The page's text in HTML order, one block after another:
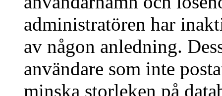
administratören har
av någon anledning.
användare som inte
minska storleken på